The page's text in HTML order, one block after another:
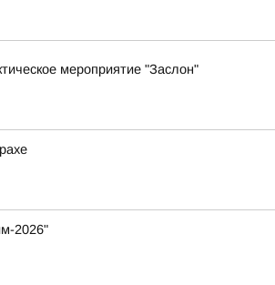
мероприятие "Заслон"
2026"